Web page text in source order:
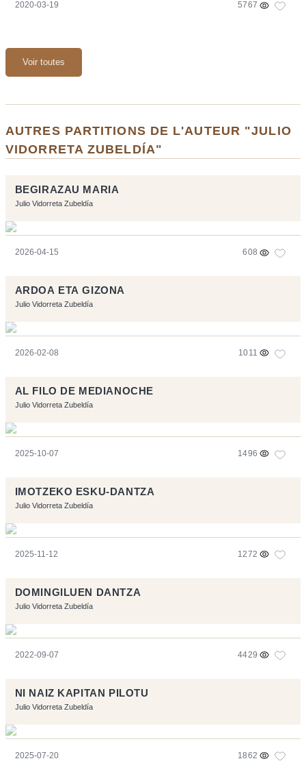
2020-03-19 5767
Voir toutes
AUTRES PARTITIONS DE L'AUTEUR "JULIO
VIDORRETA ZUBELDÍA"
BEGIRAZAU MARIA
Julio Vidorreta Zubeldía
2026-04-15 608
ARDOA ETA GIZONA
Julio Vidorreta Zubeldía
2026-02-08 1011
AL FILO DE MEDIANOCHE
Julio Vidorreta Zubeldía
2025-10-07 1496
IMOTZEKO ESKU-DANTZA
Julio Vidorreta Zubeldía
2025-11-12 1272
DOMINGILUEN DANTZA
Julio Vidorreta Zubeldía
2022-09-07 4429
NI NAIZ KAPITAN PILOTU
Julio Vidorreta Zubeldía
2025-07-20 1862